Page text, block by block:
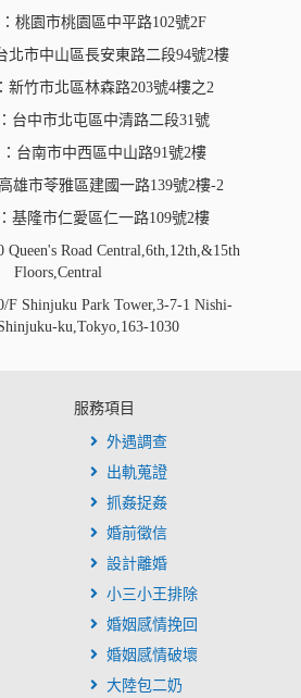
：桃園市桃園區中平路102號2F
北市中山區長安東路二段94號2樓
：新竹市北區林森路203號4樓之2
：台中市北屯區中清路二段31號
：台南市中西區中山路91號2樓
高雄市苓雅區建國一路139號2樓-2
：基隆市仁愛區仁一路109號2樓
Queen's Road Central,6th,12th,&15th
Floors,Central
F Shinjuku Park Tower,3-7-1 Nishi-
ku,Tokyo,163-1030
服務項目
外遇調查
出軌蒐證
抓姦捉姦
婚前徵信
設計離婚
小三小王排除
婚姻感情挽回
婚姻感情破壞
大陸包二奶